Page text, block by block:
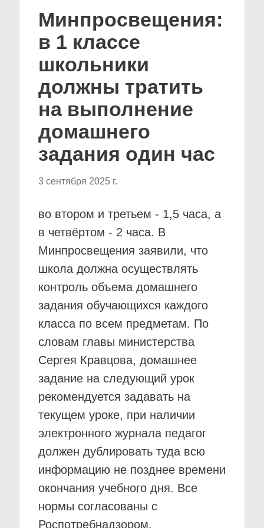
Минпросвещения:
в 1 классе
школьники
должны тратить
на выполнение
домашнего
задания один час
3 сентября 2025 г.
во втором и третьем - 1,5 часа, а
в четвёртом - 2 часа. В
Минпросвещения заявили, что
школа должна осуществлять
контроль объема домашнего
задания обучающихся каждого
класса по всем предметам. По
словам главы министерства
Сергея Кравцова, домашнее
задание на следующий урок
рекомендуется задавать на
текущем уроке, при наличии
электронного журнала педагог
должен дублировать туда всю
информацию не позднее времени
окончания учебного дня. Все
нормы согласованы с
Роспотребнадзором.